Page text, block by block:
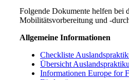
Folgende Dokumente helfen bei
Mobilitätsvorbereitung und -
Allgemeine Informationen
Checkliste
Übersicht
Informationen Europe for